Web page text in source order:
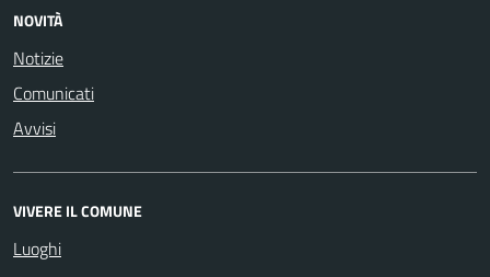
NOVITÀ
Notizie
Comunicati
Avvisi
VIVERE IL COMUNE
Luoghi